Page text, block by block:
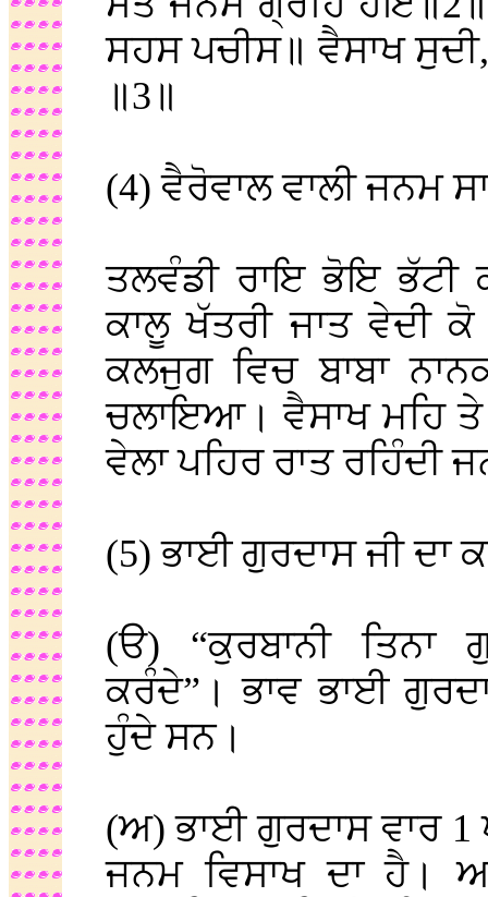
ਸਹਸ ਪਚੀਸ॥ ਵੈਸਾਖ
॥3॥
(4) ਵੈਰੋਵਾਲ ਵਾਲੀ ਜਨਮ
ਤਲਵੰਡੀ ਰਾਇ ਭੋਇ
ਕਾਲੂ ਖੱਤਰੀ ਜਾਤ ਵੇਦੀ
ਕਲਜੁਗ ਵਿਚ ਬਾਬਾ
ਚਲਾਇਆ। ਵੈਸਾਖ ਮਹਿ ਤੇ
ਵੇਲਾ ਪਹਿਰ ਰਾਤ ਰਹਿੰਦੀ
(5) ਭਾਈ ਗੁਰਦਾਸ ਜੀ ਦਾ
(ੳ) “ਕੁਰਬਾਨੀ ਤਿਨਾ
ਕਰੰਦੇ”। ਭਾਵ ਭਾਈ
ਹੁੰਦੇ ਸਨ।
(ਅ) ਭਾਈ ਗੁਰਦਾਸ ਵਾਰ 1
ਜਨਮ ਵਿਸਾਖ ਦਾ ਹੈ।